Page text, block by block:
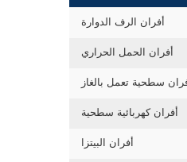
أفران الرف الدوارة
أفران الحمل الحراري
سطحية تعمل بالغاز
أفران كهربائية سطحية
أفران البيتزا